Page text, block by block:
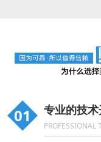
01 专业的技
PROFESSIONAL